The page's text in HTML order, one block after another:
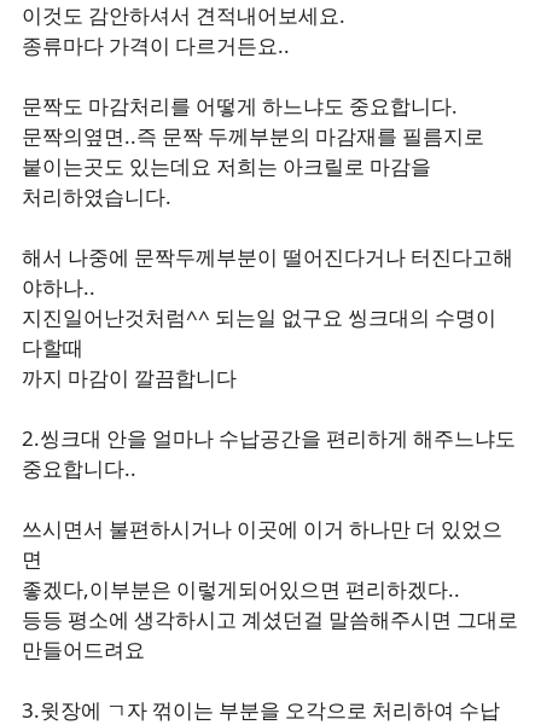
이것도 감안하셔서 견적내어보세요.
종류마다 가격이 다르거든요..
문짝도 마감처리를 어떻게 하느냐도 중요합니다.
문짝의옆면..즉 문짝 두께부분의 마감재를 필름지로
붙이는곳도 있는데요 저희는 아크릴로 마감을
처리하였습니다.
해서 나중에 문짝두께부분이 떨어진다거나 터진다고해
야하나..
지진일어난것처럼^^ 되는일 없구요 씽크대의 수명이
다할때
까지 마감이 깔끔합니다
2.씽크대 안을 얼마나 수납공간을 편리하게 해주느냐도
중요합니다..
쓰시면서 불편하시거나 이곳에 이거 하나만 더 있었으
면
좋겠다,이부분은 이렇게되어있으면 편리하겠다..
등등 평소에 생각하시고 계셨던걸 말씀해주시면 그대로
만들어드려요
3.윗장에 ㄱ자 꺾이는 부분을 오각으로 처리하여 수납